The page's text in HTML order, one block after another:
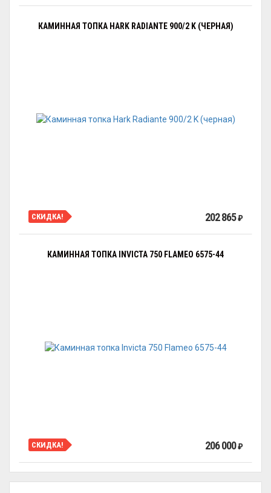
КАМИННАЯ ТОПКА HARK RADIANTE 900/2 K (ЧЕРНАЯ)
СКИДКА! 202 865₽
КАМИННАЯ ТОПКА INVICTA 750 FLAMEO 6575-44
СКИДКА! 206 000₽